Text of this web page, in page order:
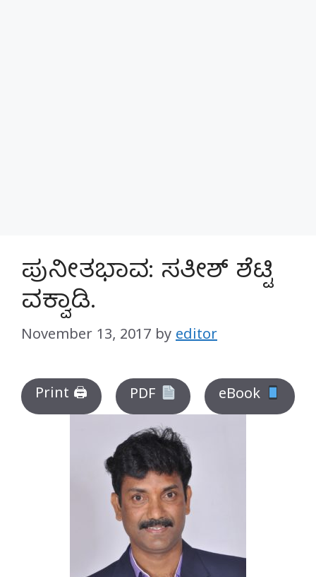
ಪುನೀತಭಾವ: ಸತೀಶ್ ಶೆಟ್ಟಿ
ವಕ್ವಾಡಿ.
November 13, 2017 by editor
Print 🖨 PDF eBook